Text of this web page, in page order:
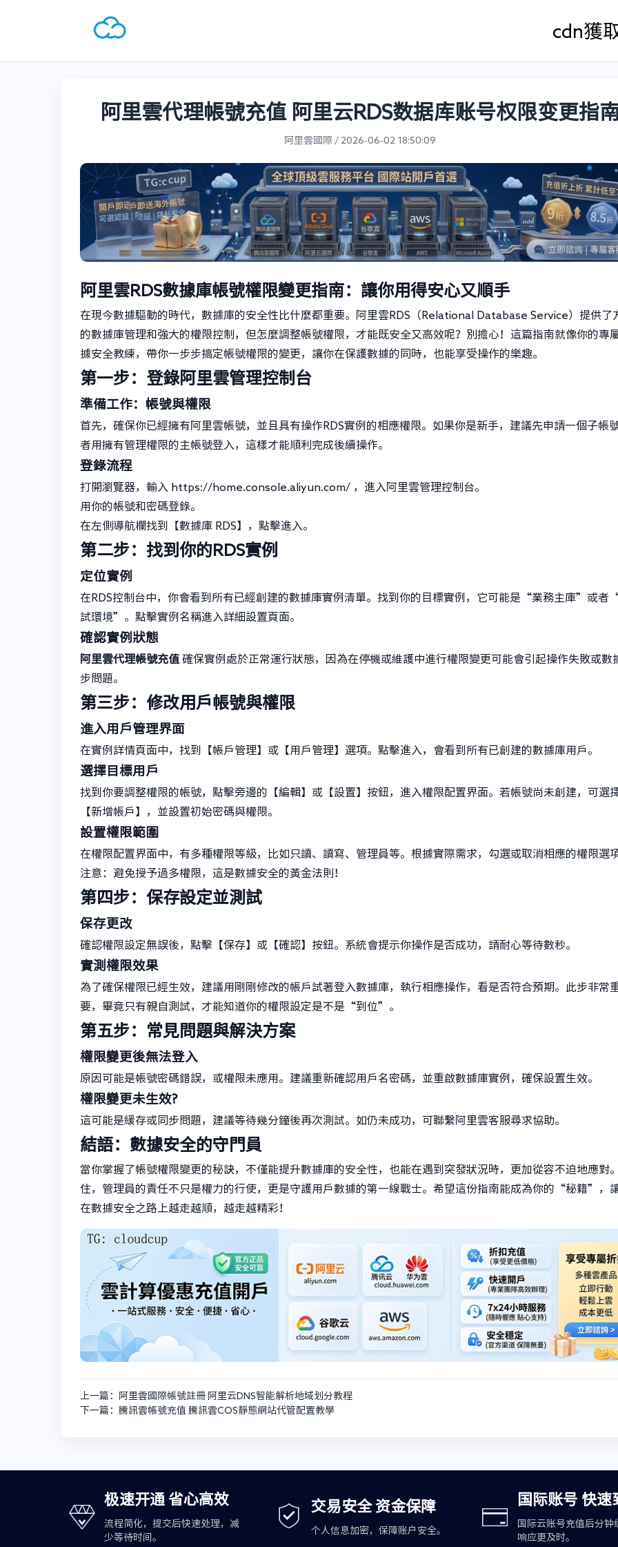
cdn獲
阿里雲代理帳號充值 阿里云RDS数据库账号权限变更指
阿里雲國際 / 2026-06-02 18:50:09
阿里雲RDS數據庫帳號權限變更指南：讓你用得安心又順手
在現今數據驅動的時代，數據庫的安全性比什麼都重要。阿里雲RDS（Relational Database Service）提供了
的數據庫管理和強大的權限控制，但怎麼調整帳號權限，才能既安全又高效呢？別擔心！這篇指南就像你的專
據安全教練，帶你一步步搞定帳號權限的變更，讓你在保護數據的同時，也能享受操作的樂趣。
第一步：登錄阿里雲管理控制台
準備工作：帳號與權限
首先，確保你已經擁有阿里雲帳號，並且具有操作RDS實例的相應權限。如果你是新手，建議先申請一個子帳
者用擁有管理權限的主帳號登入，這樣才能順利完成後續操作。
登錄流程
打開瀏覽器，輸入 https://home.console.aliyun.com/ ，進入阿里雲管理控制台。
用你的帳號和密碼登錄。
在左側導航欄找到【數據庫 RDS】，點擊進入。
第二步：找到你的RDS實例
定位實例
在RDS控制台中，你會看到所有已經創建的數據庫實例清單。找到你的目標實例，它可能是“業務主庫”或者
試環境”。點擊實例名稱進入詳細設置頁面。
確認實例狀態
阿里雲代理帳號充值 確保實例處於正常運行狀態，因為在停機或維護中進行權限變更可能會引起操作失敗或數
步問題。
第三步：修改用戶帳號與權限
進入用戶管理界面
在實例詳情頁面中，找到【帳戶管理】或【用戶管理】選項。點擊進入，會看到所有已創建的數據庫用戶。
選擇目標用戶
找到你要調整權限的帳號，點擊旁邊的【編輯】或【設置】按鈕，進入權限配置界面。若帳號尚未創建，可選
【新增帳戶】，並設置初始密碼與權限。
設置權限範圍
在權限配置界面中，有多種權限等級，比如只讀、讀寫、管理員等。根據實際需求，勾選或取消相應的權限選項
注意：避免授予過多權限，這是數據安全的黃金法則！
第四步：保存設定並測試
保存更改
確認權限設定無誤後，點擊【保存】或【確認】按鈕。系統會提示你操作是否成功，請耐心等待數秒。
實測權限效果
為了確保權限已經生效，建議用剛剛修改的帳戶試著登入數據庫，執行相應操作，看是否符合預期。此步非常
要，畢竟只有親自測試，才能知道你的權限設定是不是“到位”。
第五步：常見問題與解決方案
權限變更後無法登入
原因可能是帳號密碼錯誤，或權限未應用。建議重新確認用戶名密碼，並重啟數據庫實例，確保設置生效。
權限變更未生效?
這可能是緩存或同步問題，建議等待幾分鐘後再次測試。如仍未成功，可聯繫阿里雲客服尋求協助。
結語：數據安全的守門員
當你掌握了帳號權限變更的秘訣，不僅能提升數據庫的安全性，也能在遇到突發狀況時，更加從容不迫地應對
住，管理員的責任不只是權力的行使，更是守護用戶數據的第一線戰士。希望這份指南能成為你的“秘籍”，
在數據安全之路上越走越順，越走越精彩！
上一篇：阿里雲國際帳號註冊 阿里云DNS智能解析地域划分教程
下一篇：騰訊雲帳號充值 騰訊雲COS靜態網站代管配置教學
极速开通 省心高效
流程简化，提交后快速处理，减
少等待时间。
交易安全 资金保障
个人信息加密，保障账户安全。
国际账号 快速
国际云账号充值后分钟
响应更及时。